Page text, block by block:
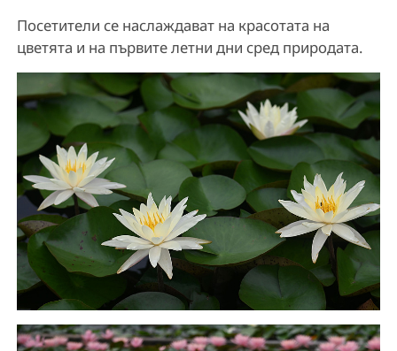
Посетители се наслаждават на красотата на
цветята и на първите летни дни сред природата.